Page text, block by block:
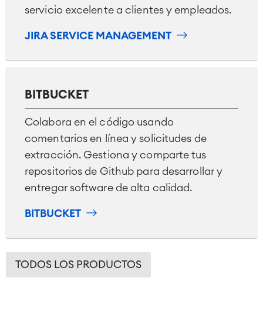
servicio excelente a clientes y empleados.
JIRA SERVICE MANAGEMENT
BITBUCKET
Colabora en el código usando
comentarios en línea y solicitudes de
extracción. Gestiona y comparte tus
repositorios de Github para desarrollar y
entregar software de alta calidad.
BITBUCKET
TODOS LOS PRODUCTOS